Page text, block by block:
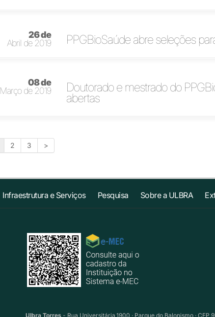
26 de
Abril de 2019
PPGBioSaúde abre seleções
08 de
Março de 2019
Doutorado e mestrado do
abertas
2 3 >
Infraestrutura e Serviços Pesquisa Sobre a ULBRA
Ulbra Torres- Rua Universitária,1900 · Parque do Balonismo · CEP